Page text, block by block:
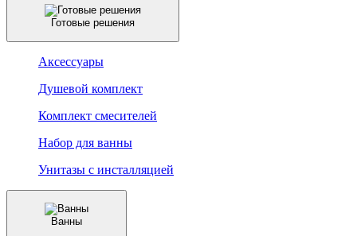
Готовые решения
Аксессуары
Душевой комплект
Комплект смесителей
Набор для ванны
Унитазы с инсталляцией
Ванны